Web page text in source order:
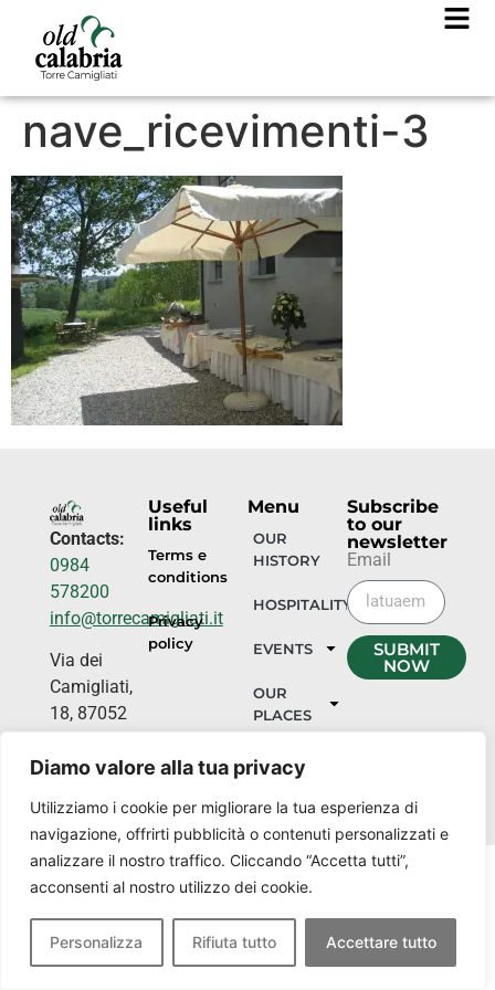
Diamo valore alla tua privacy
Utilizziamo i cookie per migliorare la tua esperienza di
navigazione, offrirti pubblicità o contenuti personalizzati e
analizzare il nostro traffico. Cliccando “Accetta tutti”,
acconsenti al nostro utilizzo dei cookie.
Personalizza Rifiuta tutto Accettare tutto
nave_ricevimenti-3
Contacts:
0984
578200
info@torrecamigliati.it
Via dei
Camigliati,
18, 87052
Silano CS
Useful
links
Terms e
conditions
Privacy
policy
Menu
OUR
HISTORY
HOSPITALITY
EVENTS
OUR
PLACES
Subscribe
to our
newsletter
Email
SUBMIT
NOW